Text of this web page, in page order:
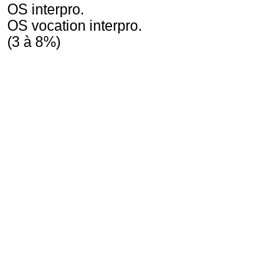
OS interpro.
OS vocation interpro.
(3 à 8%)